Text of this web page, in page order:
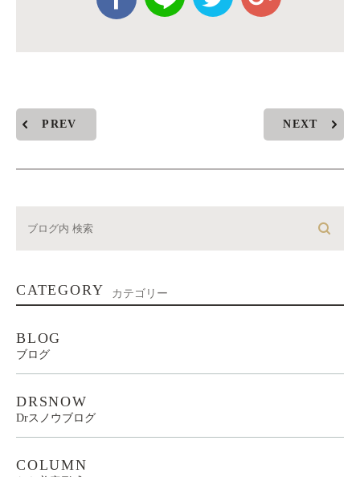
PREV NEXT
CATEGORY カテゴリー
BLOG
ブログ
DRSNOW
Drスノウブログ
COLUMN